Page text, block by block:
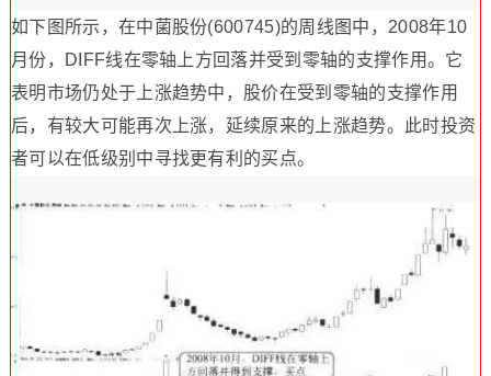
如下图所示，在中菌股份(600745)的周线图中，2008年10
月份，DIFF线在零轴上方回落并受到零轴的支撑作用。它
表明市场仍处于上涨趋势中，股价在受到零轴的支撑作用
后，有较大可能再次上涨，延续原来的上涨趋势。此时投资
者可以在低级别中寻找更有利的买点。